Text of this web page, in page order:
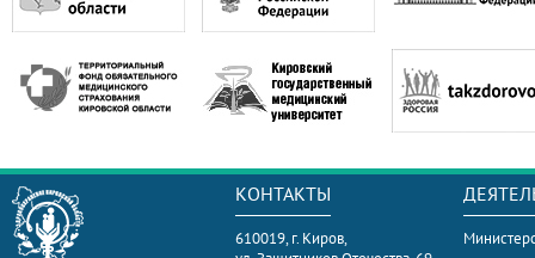
КОНТАКТЫ
610019, г. Киров,